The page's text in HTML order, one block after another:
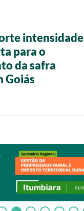
intensidade
para o
da safra
Goiás